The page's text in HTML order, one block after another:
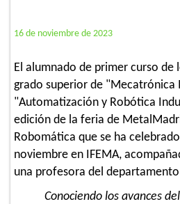
16 de noviembre de 2023
El alumnado de primer curso
grado superior de "Mecatrónica
"Automatización y Robótica
edición de la feria de
Robomática que se ha
noviembre en IFEMA,
una profesora del
Conociendo los avances